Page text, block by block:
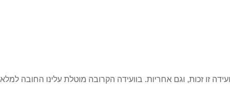
זו זכות, וגם אחריות. בוועידה הקרובה מוטלת עלינו החובה